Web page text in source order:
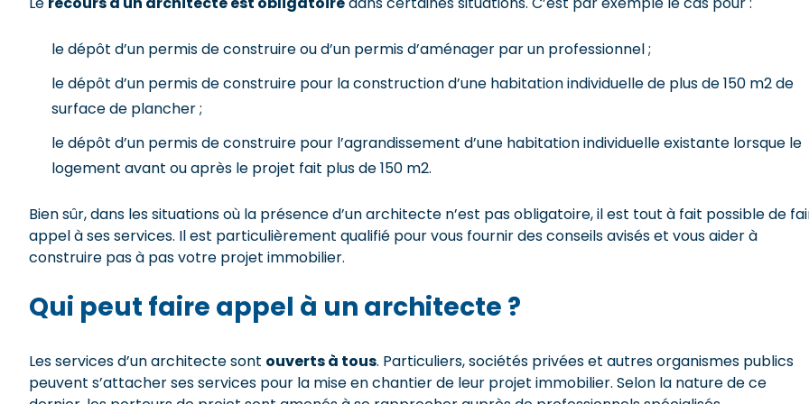
le dépôt d’un permis de construire ou d’un permis d’aménager par un professionnel ;
le dépôt d’un permis de construire pour la construction d’une habitation individuelle de plus de 150 m2 de
surface de plancher ;
le dépôt d’un permis de construire pour l’agrandissement d’une habitation individuelle existante lorsque le
logement avant ou après le projet fait plus de 150 m2.
Bien sûr, dans les situations où la présence d’un architecte n’est pas obligatoire, il est tout à fait possible de
appel à ses services. Il est particulièrement qualifié pour vous fournir des conseils avisés et vous aider à
construire pas à pas votre projet immobilier.
Qui peut faire appel à un architecte ?
Les services d’un architecte sont ouverts à tous. Particuliers, sociétés privées et autres organismes publics
peuvent s’attacher ses services pour la mise en chantier de leur projet immobilier. Selon la nature de ce